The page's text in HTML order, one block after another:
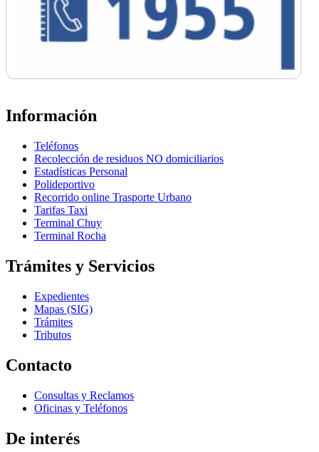
Información
Teléfonos
Recolección de residuos NO domiciliarios
Estadísticas Personal
Polideportivo
Recorrido online Trasporte Urbano
Tarifas Taxi
Terminal Chuy
Terminal Rocha
Trámites y Servicios
Expedientes
Mapas (SIG)
Trámites
Tributos
Contacto
Consultas y Reclamos
Oficinas y Teléfonos
De interés